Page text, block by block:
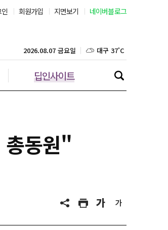
회원가입 지면보기 네이버블로그
딥인사이트
2026.08.07 금요일 대구 37˚C
인천 30˚C
제주 30˚C
총동원"